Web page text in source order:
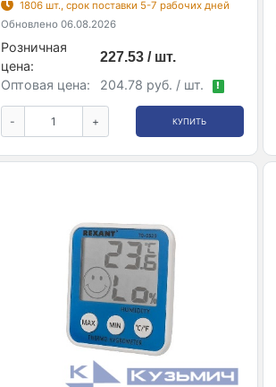
1806 шт., срок поставки 5-7 рабочих дней
Обновлено 06.08.2026
Розничная
цена:
227.53 / шт.
Оптовая цена:
204.78 руб. / шт. !
- + КУПИТЬ